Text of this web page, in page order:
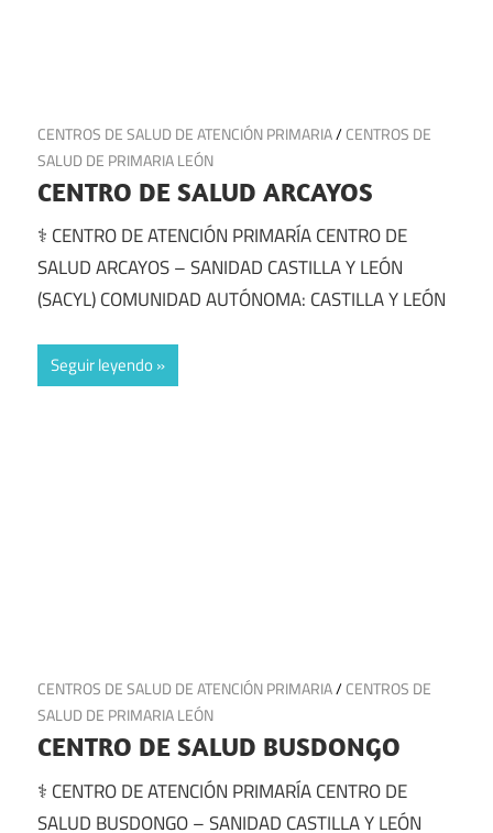
13 de julio de 2025
CENTROS DE SALUD DE ATENCIÓN PRIMARIA/CENTROS DE
SALUD DE PRIMARIA LEÓN
CENTRO DE SALUD ARCAYOS
⚕️ CENTRO DE ATENCIÓN PRIMARÍA CENTRO DE
SALUD ARCAYOS – SANIDAD CASTILLA Y LEÓN
(SACYL) COMUNIDAD AUTÓNOMA: CASTILLA Y LEÓN
Seguir leyendo
13 de julio de 2025
CENTROS DE SALUD DE ATENCIÓN PRIMARIA/CENTROS DE
SALUD DE PRIMARIA LEÓN
CENTRO DE SALUD BUSDONGO
⚕️ CENTRO DE ATENCIÓN PRIMARÍA CENTRO DE
SALUD BUSDONGO – SANIDAD CASTILLA Y LEÓN